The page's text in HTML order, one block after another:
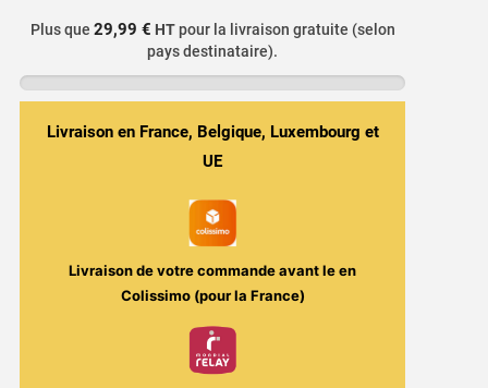
liquide
à
Rouler
Plus que 29,99 € HTpour la livraison gratuite (selon
pays destinataire).
Livraison en France, Belgique, Luxembourg et
UE
Livraison de votre commande avant leen
Colissimo (pour la France)